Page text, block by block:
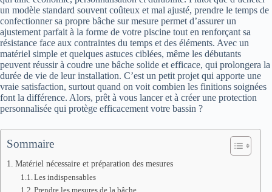
un modèle standard souvent coûteux et mal ajusté, prendre le temps de
confectionner sa propre bâche sur mesure permet d’assurer un
ajustement parfait à la forme de votre piscine tout en renforçant sa
résistance face aux contraintes du temps et des éléments. Avec un
matériel simple et quelques astuces ciblées, même les débutants
peuvent réussir à coudre une bâche solide et efficace, qui prolongera la
durée de vie de leur installation. C’est un petit projet qui apporte une
vraie satisfaction, surtout quand on voit combien les finitions soignées
font la différence. Alors, prêt à vous lancer et à créer une protection
personnalisée qui protège efficacement votre bassin ?
Sommaire
Matériel nécessaire et préparation des mesures
Les indispensables
Prendre les mesures de la bâche